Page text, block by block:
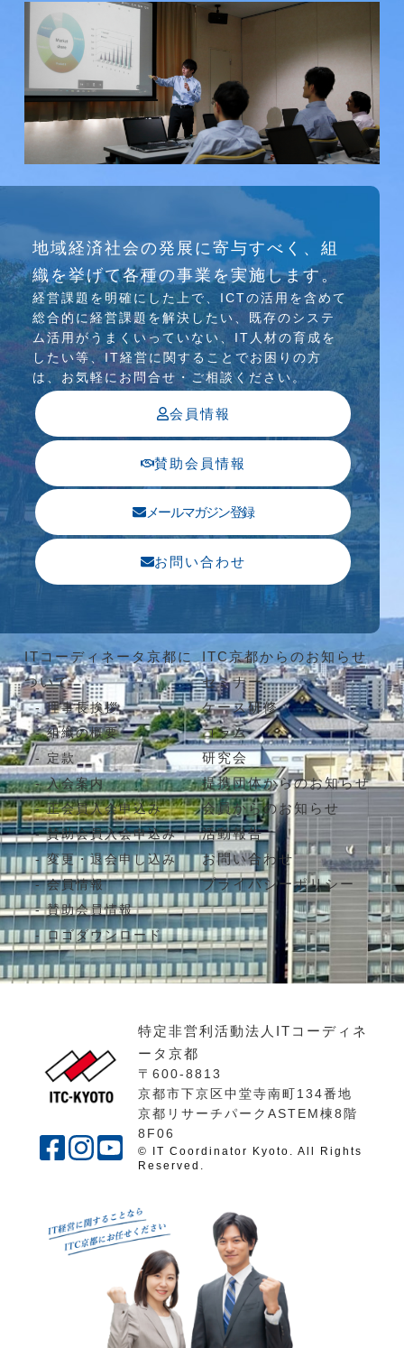
介護ソリューション研究会、WEB/SNS研究会を
行っています
地域経済社会の発展に寄与すべく、組
織を挙げて各種の事業を実施します。
経営課題を明確にした上で、ICTの活⽤を含めて
総合的に経営課題を解決したい、既存のシステ
ム活⽤がうまくいっていない、IT⼈材の育成を
したい等、IT経営に関することでお困りの⽅
は、お気軽にお問合せ・ご相談ください。
会員情報
賛助会員情報
メールマガジン登録
お問い合わせ
ITコーディネータ京都に
ついて
理事長挨拶
組織の概要
定款
入会案内
正会員入会申込み
賛助会員入会申込み
変更・退会申し込み
会員情報
賛助会員情報
ロゴダウンロード
ITC京都からのお知らせ
セミナー
ケース研修
コラム
研究会
提携団体からのお知らせ
会員からのお知らせ
活動報告
お問い合わせ
プライバシーポリシー
特定非営利活動法人ITコーディネ
ータ京都
〒600-8813
京都市下京区中堂寺南町134番地
京都リサーチパークASTEM棟8階
8F06
© IT Coordinator Kyoto. All Rights
Reserved.